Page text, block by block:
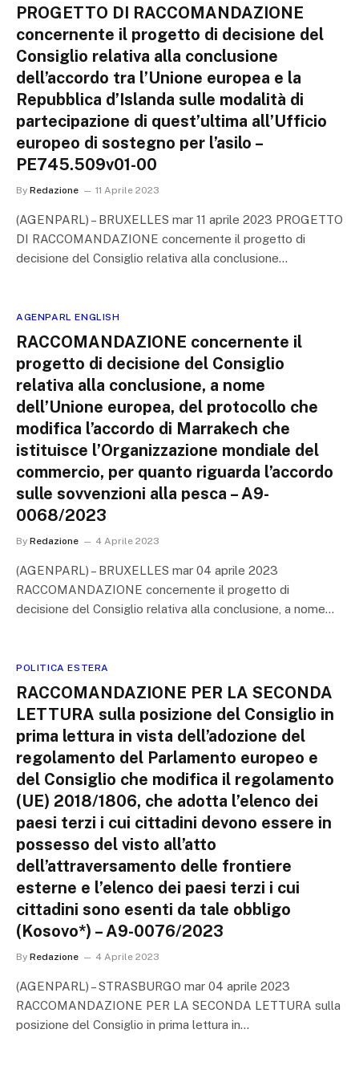
PROGETTO DI RACCOMANDAZIONE
concernente il progetto di decisione del
Consiglio relativa alla conclusione
dell’accordo tra l’Unione europea e la
Repubblica d’Islanda sulle modalità di
partecipazione di quest’ultima all’Ufficio
europeo di sostegno per l’asilo –
PE745.509v01-00
By Redazione 11 Aprile 2023
(AGENPARL) – BRUXELLES mar 11 aprile 2023 PROGETTO
DI RACCOMANDAZIONE concernente il progetto di
decisione del Consiglio relativa alla conclusione…
AGENPARL ENGLISH
RACCOMANDAZIONE concernente il
progetto di decisione del Consiglio
relativa alla conclusione, a nome
dell’Unione europea, del protocollo che
modifica l’accordo di Marrakech che
istituisce l’Organizzazione mondiale del
commercio, per quanto riguarda l’accordo
sulle sovvenzioni alla pesca – A9-
0068/2023
By Redazione 4 Aprile 2023
(AGENPARL) – BRUXELLES mar 04 aprile 2023
RACCOMANDAZIONE concernente il progetto di
decisione del Consiglio relativa alla conclusione, a nome…
POLITICA ESTERA
RACCOMANDAZIONE PER LA SECONDA
LETTURA sulla posizione del Consiglio in
prima lettura in vista dell’adozione del
regolamento del Parlamento europeo e
del Consiglio che modifica il regolamento
(UE) 2018/1806, che adotta l’elenco dei
paesi terzi i cui cittadini devono essere in
possesso del visto all’atto
dell’attraversamento delle frontiere
esterne e l’elenco dei paesi terzi i cui
cittadini sono esenti da tale obbligo
(Kosovo*) – A9-0076/2023
By Redazione 4 Aprile 2023
(AGENPARL) – STRASBURGO mar 04 aprile 2023
RACCOMANDAZIONE PER LA SECONDA LETTURA sulla
posizione del Consiglio in prima lettura in…